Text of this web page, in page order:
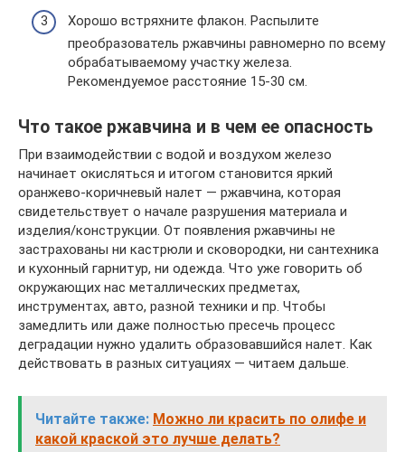
Хорошо встряхните флакон. Распылите
преобразователь ржавчины равномерно по всему
обрабатываемому участку железа.
Рекомендуемое расстояние 15-30 см.
Что такое ржавчина и в чем ее опасность
При взаимодействии с водой и воздухом железо
начинает окисляться и итогом становится яркий
оранжево-коричневый налет — ржавчина, которая
свидетельствует о начале разрушения материала и
изделия/конструкции. От появления ржавчины не
застрахованы ни кастрюли и сковородки, ни сантехника
и кухонный гарнитур, ни одежда. Что уже говорить об
окружающих нас металлических предметах,
инструментах, авто, разной техники и пр. Чтобы
замедлить или даже полностью пресечь процесс
деградации нужно удалить образовавшийся налет. Как
действовать в разных ситуациях — читаем дальше.
Читайте также: Можно ли красить по олифе и
какой краской это лучше делать?